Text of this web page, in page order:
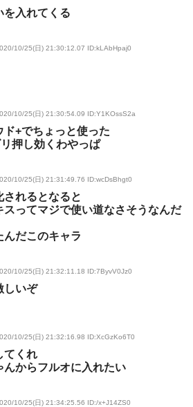
を入れてくる
10/25(日) 21:30:12.07 ID:kLAbHpaj0
10/25(日) 21:30:54.09 ID:Y1KOssS2a
+でちょっと使った
押し効くわやっぱ
10/25(日) 21:31:49.76 ID:wcDsBhgt0
れるとなると
ってマジで使い道なさそうなんだ
だこのキャラ
10/25(日) 21:32:11.18 ID:7ByvV0Jz0
しいぞ
10/25(日) 21:32:16.98 ID:XcGzKo6T0
てくれ
からフルオに入れたい
10/25(日) 21:34:25.56 ID:/x+J14ZS0